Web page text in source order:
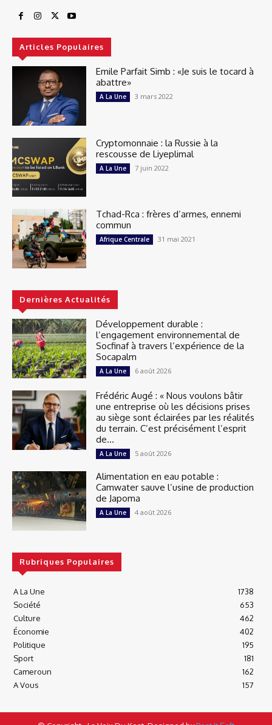
Articles Populaires
Emile Parfait Simb : «Je suis le tocard à
abattre»
A La Une 3 mars 2022
Cryptomonnaie : la Russie à la
rescousse de Liyeplimal
A La Une 7 juin 2022
Tchad-Rca : frères d’armes, ennemi
commun
Afrique Centrale 31 mai 2021
Dernières Actualités
Développement durable :
l’engagement environnemental de
Socfinaf à travers l’expérience de la
Socapalm
A La Une 6 août 2026
Frédéric Augé : « Nous voulons bâtir
une entreprise où les décisions prises
au siège sont éclairées par les réalités
du terrain. C’est précisément l’esprit
de...
A La Une 5 août 2026
Alimentation en eau potable :
Camwater sauve l’usine de production
de Japoma
A La Une 4 août 2026
Rubriques Populaires
A La Une
1738
Société
653
Culture
462
Économie
402
Politique
195
Sport
181
Cameroun
162
A Vous
157